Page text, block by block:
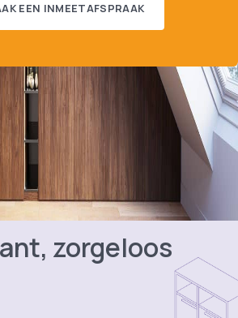
EEN INMEETAFSPRAAK
zorgeloos